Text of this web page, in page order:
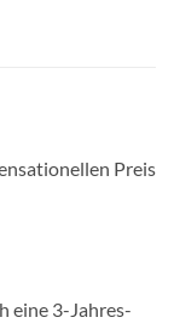
Preis
eine 3-Jahres-